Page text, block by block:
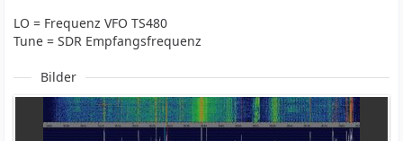
LO = Frequenz VFO TS480
Tune = SDR Empfangsfrequenz
Bilder